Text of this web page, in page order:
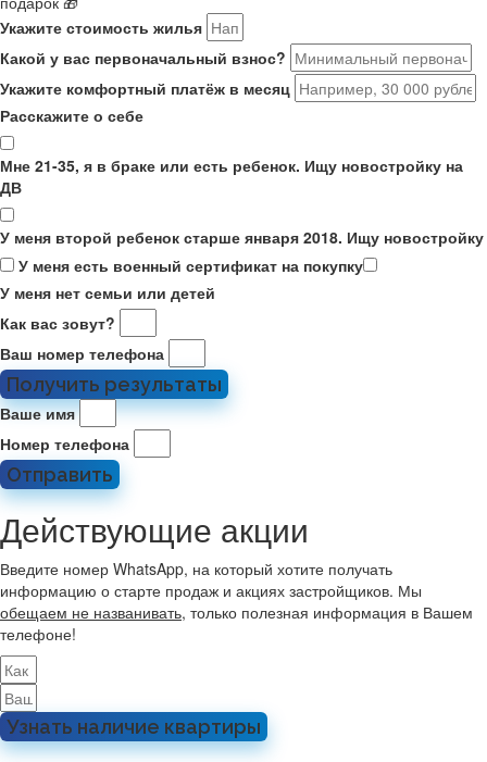
Укажите стоимость жилья
Какой у вас первоначальный взнос?
Укажите комфортный платёж в месяц
Расскажите о себе
Мне 21-35, я в браке или есть ребенок. Ищу новостройку на
ДВ
У меня второй ребенок старше января 2018. Ищу новостройку
У меня есть военный сертификат на покупку
У меня нет семьи или детей
Как вас зовут?
Ваш номер телефона
Получить результаты
Ваше имя
Номер телефона
Отправить
Действующие акции
Введите номер WhatsApp, на который хотите получать
информацию о старте продаж и акциях застройщиков. Мы
обещаем не названивать, только полезная информация в Вашем
телефоне!
Узнать наличие квартиры